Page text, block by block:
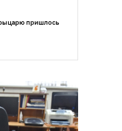
пришлось